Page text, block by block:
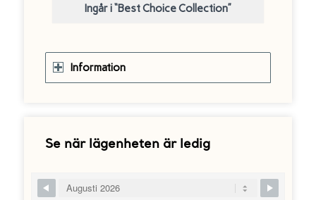
Ingår i “Best Choice Collection”
Information
Se när lägenheten är ledig
Skip Booking Form